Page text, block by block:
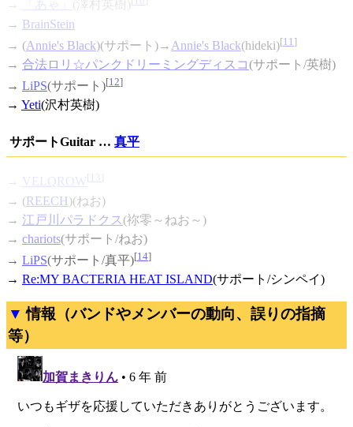
→ 「あゃ」 (澤村英樹)
→ BrainStein
→ (Annie's Black)(サポート)→ Annie's Black(hideki)[11 ]
→ 合法ロリ☆パンクドリーミングディスコ(サポート/英樹)
→ LiPS(サポート)[12]
→ Yeti(沢村英樹)
サポートGuitar … 真平
→ VELQROW[ 13
→ (REECH)(ねお)
→ 江戸川パラドクス (祢零～ねお～)
→ chariots(サポート/ねお)
→ LiPS(サポート/真平)[14]
→ Re:MY BACTERIA HEAT ISLAND(サポート/シンペイ)
情報（バンドやメンバーの動向、誤りの指摘
等）